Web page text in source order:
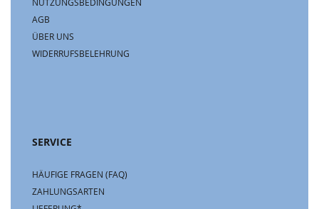
NUTZUNGSBEDINGUNGEN
AGB
ÜBER UNS
WIDERRUFSBELEHRUNG
SERVICE
HÄUFIGE FRAGEN (FAQ)
ZAHLUNGSARTEN